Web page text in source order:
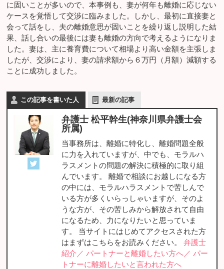
に固いことが多いので、本事例も、妻が何年も離婚に応じない
ケースを覚悟して交渉に臨みました。しかし、最初に直接妻と
会って話をし、夫の離婚意思が固いことを繰り返し説明した結
果、話し合いの最後には妻も離婚の方向で考えるようになりま
した。妻は、主に養育費について相場より高い金額を主張しま
したが、交渉により、妻の請求額から６万円（月額）減額する
ことに成功しました。
この記事を書いた人 最新の記事
弁護士 松平幹生(神奈川県弁護士会
所属)
当事務所は、離婚に特化し、離婚問題全般
に力を入れていますが、中でも、モラルハ
ラスメントの問題の解決に積極的に取り組
んでいます。 離婚で相談にお越しになる方
の中には、モラルハラスメントで苦しんで
いる方が多くいらっしゃいますが、そのよ
うな方が、その苦しみから解放されて自由
になるため、力になりたいと思っていま
す。 当サイトにはじめてアクセスされた方
はまずはこちらをお読みください。弁護士
紹介／ パートナーと離婚したい方へ／ パー
トナーに離婚したいと言われた方へ